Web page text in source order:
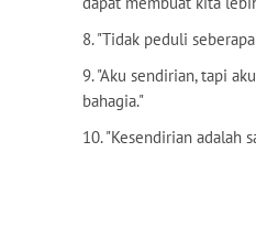
8. "Tidak peduli
9. "Aku sendirian, tapi
bahagia."
10. "Kesendirian adalah